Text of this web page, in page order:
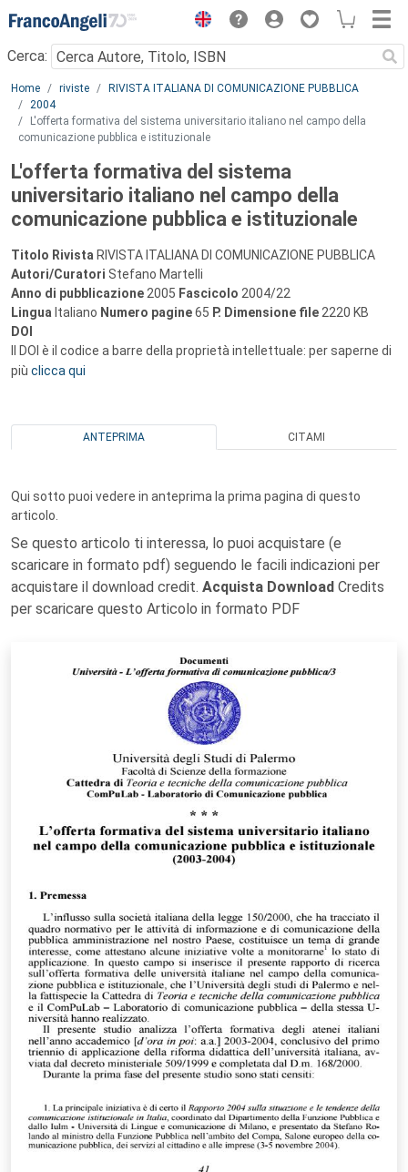
Menu
Cerca:
Main content
Home riviste
RIVISTA ITALIANA DI COMUNICAZIONE PUBBLICA
2004
L'offerta formativa del sistema universitario italiano nel campo della
comunicazione pubblica e istituzionale
L'offerta formativa del sistema
universitario italiano nel campo della
comunicazione pubblica e istituzionale
Titolo Rivista RIVISTA ITALIANA DI COMUNICAZIONE PUBBLICA
Autori/Curatori Stefano Martelli
Anno di pubblicazione 2005 Fascicolo 2004/22
Lingua Italiano Numero pagine65 P. Dimensione file 2220 KB
DOI
Il DOI è il codice a barre della proprietà intellettuale: per saperne di
più clicca qui
ANTEPRIMA CITAMI
Qui sotto puoi vedere in anteprima la prima pagina di questo
articolo.
Se questo articolo ti interessa, lo puoi acquistare (e
scaricare in formato pdf) seguendo le facili indicazioni per
acquistare il download credit. Acquista Download Credits
per scaricare questo Articolo in formato PDF